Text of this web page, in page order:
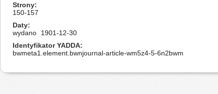
Strony
150-157
Daty
wydano
1901-12-30
Identyfikator YADDA
bwmeta1.element.bwnjournal-article-wm5z4-5-6n2bwm